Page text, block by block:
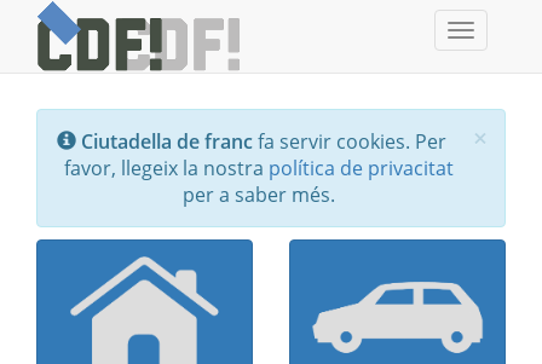
Toggle
×
Ciutadella de francfa servir cookies. Per
favor, llegeix la nostra política de privacitat
per a saber més.